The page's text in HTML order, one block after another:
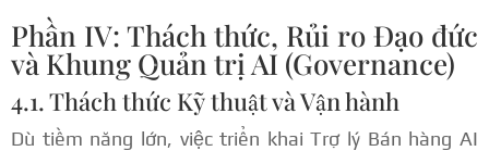
Phần IV: Thách thức, Rủi ro Đạo đức
và Khung Quản trị AI (Governance)
4.1. Thách thức Kỹ thuật và Vận hành
Dù tiềm năng lớn, việc triển khai Trợ lý Bán hàng AI